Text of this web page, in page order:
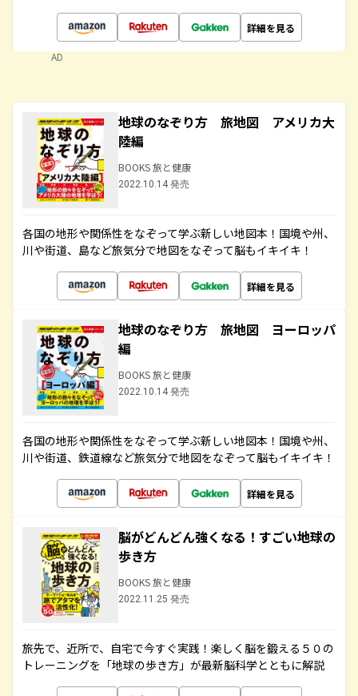
詳細を見る
AD
地球のなぞり方 旅地図 アメリカ大
陸編
BOOKS 旅と健康
2022.10.14 発売
各国の地形や関係性をなぞって学ぶ新しい地図本！国境や州、
川や街道、島など旅気分で地図をなぞって脳もイキイキ！
詳細を見る
地球のなぞり方 旅地図 ヨーロッパ
編
BOOKS 旅と健康
2022.10.14 発売
各国の地形や関係性をなぞって学ぶ新しい地図本！国境や州、
川や街道、鉄道線など旅気分で地図をなぞって脳もイキイキ！
詳細を見る
脳がどんどん強くなる！すごい地球の
歩き方
BOOKS 旅と健康
2022.11.25 発売
旅先で、近所で、自宅で今すぐ実践！楽しく脳を鍛える５０の
トレーニングを「地球の歩き方」が最新脳科学とともに解説